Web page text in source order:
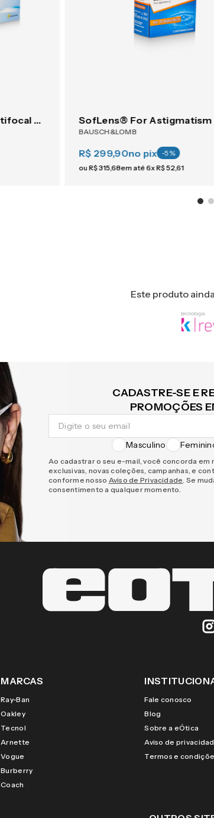
1-Day ACUVUE® Moist Multifocal 30 SofLens® For Astigmatism
BAUSCH&LOMB
R$ 299,90no pix -5%
ouR$315,68em até6xR$52,61
Este produto
CADASTRE-SE E
PROMOÇÕES
Masculino
Ao cadastrar o seu e-mail, você concorda
exclusivas, novas coleções, campanhas, e
conforme nosso Aviso de Privacidade. Se
consentimento a qualquer momento.
MARCAS
Ray-Ban
Oakley
Tecnol
Arnette
Vogue
Burberry
Coach
Fale conosco
Blog
Sobre a eÓtica
Aviso de
Termos e